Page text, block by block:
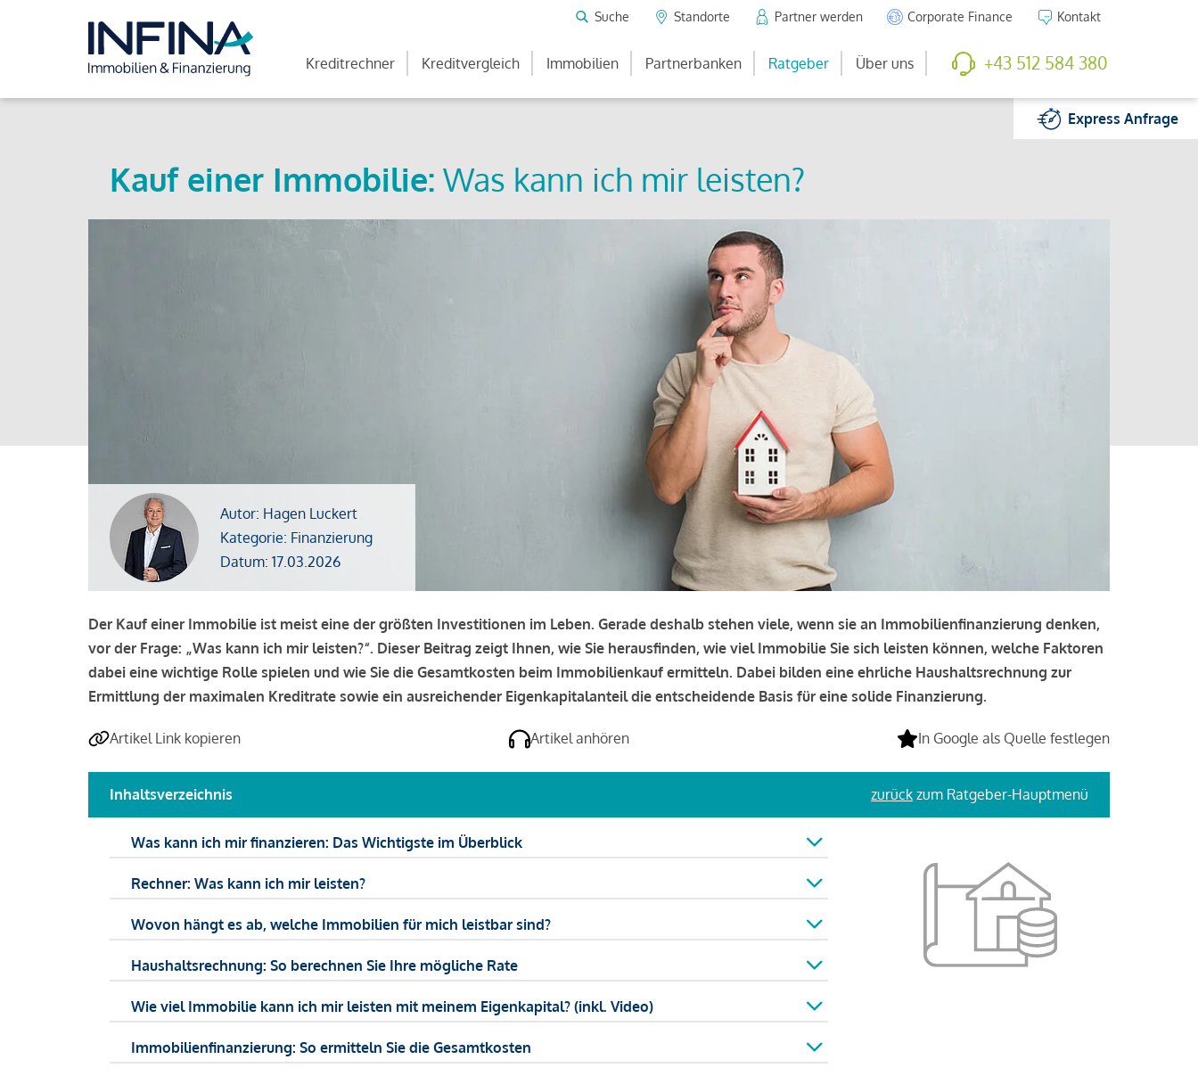
Suche Standorte Partner werden Corporate Finance Kontakt
Kreditrechner Kreditvergleich Immobilien Partnerbanken Ratgeber Über uns +43 512 584 380
ExpressAnfrage
Kauf einer Immobilie: Was kann ich mir leisten?
Autor: Hagen Luckert
Kategorie: Finanzierung
Datum: 17.03.2026
Der Kauf einer Immobilie ist meist eine der größten Investitionen im Leben. Gerade deshalb stehen viele, wenn sie an Immobilienfinanzierung denken,
vor der Frage: „Was kann ich mir leisten?“. Dieser Beitrag zeigt Ihnen, wie Sie herausfinden, wie viel Immobilie Sie sich leisten können, welche Faktoren
dabei eine wichtige Rolle spielen und wie Sie die Gesamtkosten beim Immobilienkauf ermitteln. Dabei bilden eine ehrliche Haushaltsrechnung zur
Ermittlung der maximalen Kreditrate sowie ein ausreichender Eigenkapitalanteil die entscheidende Basis für eine solide Finanzierung.
Artikel Link kopieren Artikel anhören In Google als Quelle festlegen
Inhaltsverzeichnis zurück zum Ratgeber-Hauptmenü
Was kann ich mir finanzieren: Das Wichtigste im Überblick
Rechner: Was kann ich mir leisten?
Wovon hängt es ab, welche Immobilien für mich leistbar sind?
Haushaltsrechnung: So berechnen Sie Ihre mögliche Rate
Wie viel Immobilie kann ich mir leisten mit meinem Eigenkapital? (inkl. Video)
Immobilienfinanzierung: So ermitteln Sie die Gesamtkosten